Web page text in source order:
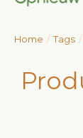
Home / Tags /